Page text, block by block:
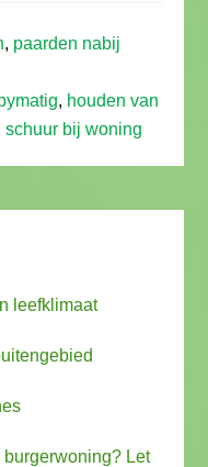
, paarden nabij
, houden van
schuur bij woning
leefklimaat
Let